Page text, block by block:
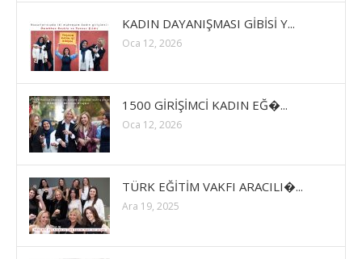
KADIN DAYANIŞMASI GİBİSİ Y...
Oca 12, 2026
1500 GİRİŞİMCİ KADIN EĞ�...
Oca 12, 2026
TÜRK EĞİTİM VAKFI ARACILI�...
Ara 19, 2025